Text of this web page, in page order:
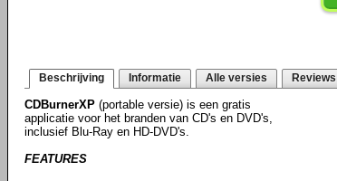
Beschrijving Informatie Alle versies Reviews
CDBurnerXP (portable versie) is een gratis
applicatie voor het branden van CD's en DVD's,
inclusief Blu-Ray en HD-DVD's.
FEATURES